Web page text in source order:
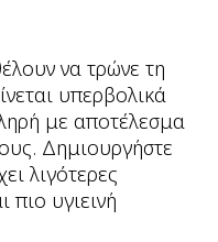
να τρώνε τη
υπερβολικά
με αποτέλεσμα
Δημιουργήστε
λιγότερες
πιο υγιεινή